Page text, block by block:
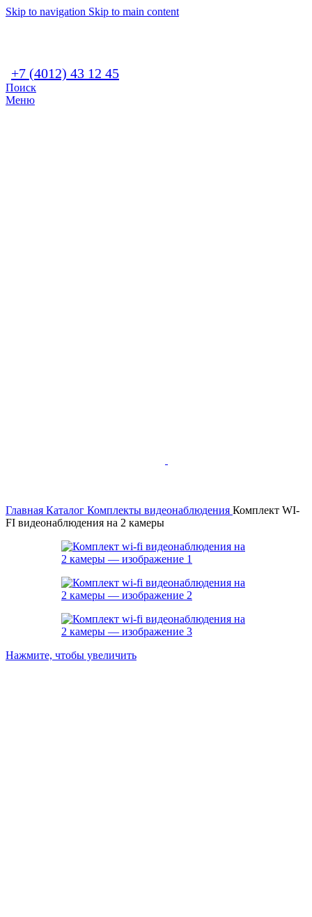
Skip to navigation Skip to main content
+7 (4012) 43 12 45
Поиск
Меню
Главная Каталог Комплекты видеонаблюдения Комплект WI-
FI видеонаблюдения на 2 камеры
Нажмите, чтобы увеличить